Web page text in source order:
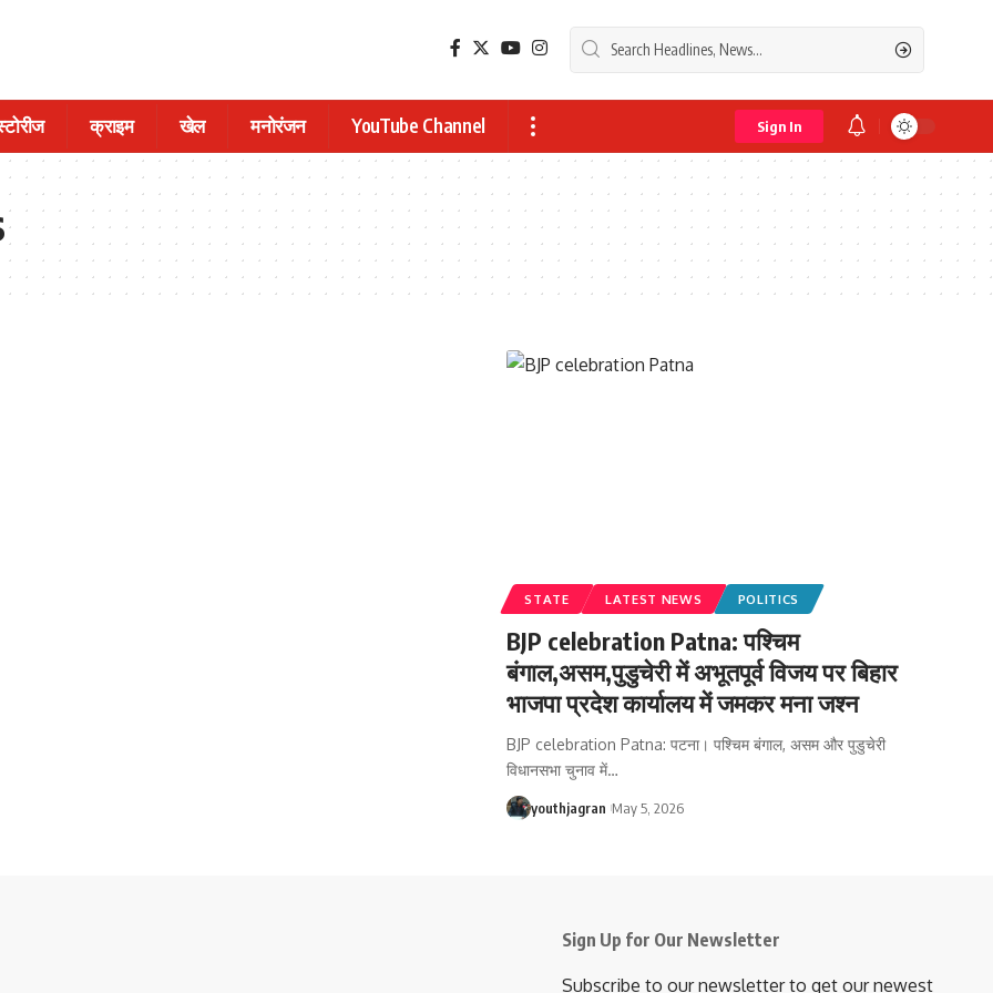
क्राइम खेल मनोरंजन YouTube Channel Sign In
STATE LATEST NEWS POLITICS
BJP celebration Patna: पश्चिम
बंगाल,असम,पुडुचेरी में अभूतपूर्व विजय पर बिहार
भाजपा प्रदेश कार्यालय में जमकर मना जश्न
‎BJP celebration Patna: पटना। पश्चिम बंगाल, असम और पुडुचेरी
विधानसभा चुनाव में…
youthjagran May 5, 2026
Sign Up for Our Newsletter
Subscribe to our newsletter to get our newest